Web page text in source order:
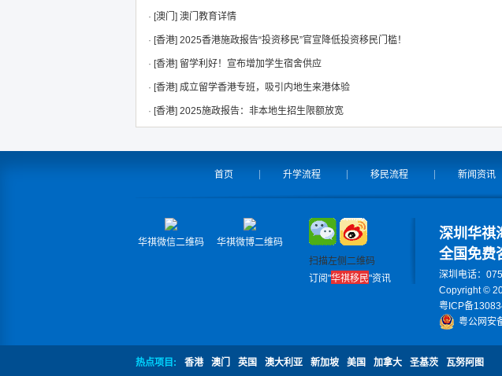
· [澳门] 澳门教育详情
· [香港] 2025香港施政报告“投资移民”官宣降低投资移民门槛！
· [香港] 留学利好！宣布增加学生宿舍供应
· [香港] 成立留学香港专班，吸引内地生来港体验
· [香港] 2025施政报告：非本地生招生限额放宽
首页 升学流程 移民流程 新闻资讯
华祺微信二维码
华祺微博二维码
扫描左侧二维码
订阅"华祺移民"资讯
深圳华祺
全国免费
深圳电话：
Copyright ©
粤ICP备
粤公网安
热点项目: 香港 澳门 英国 澳大利亚 新加坡 美国 加拿大 圣基茨 瓦努阿图